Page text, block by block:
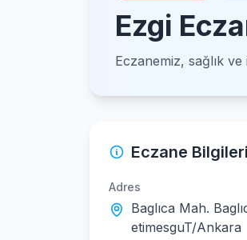
Ezgi
Eczanemiz, sağlık
Eczane Bilgileri
Adres
Baglıca Mah.
etimesguT/Ankara